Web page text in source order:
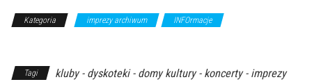
Kategoria imprezy archiwum INFOrmacje
Tagi
kluby - dyskoteki - domy kultury - koncerty - imprezy